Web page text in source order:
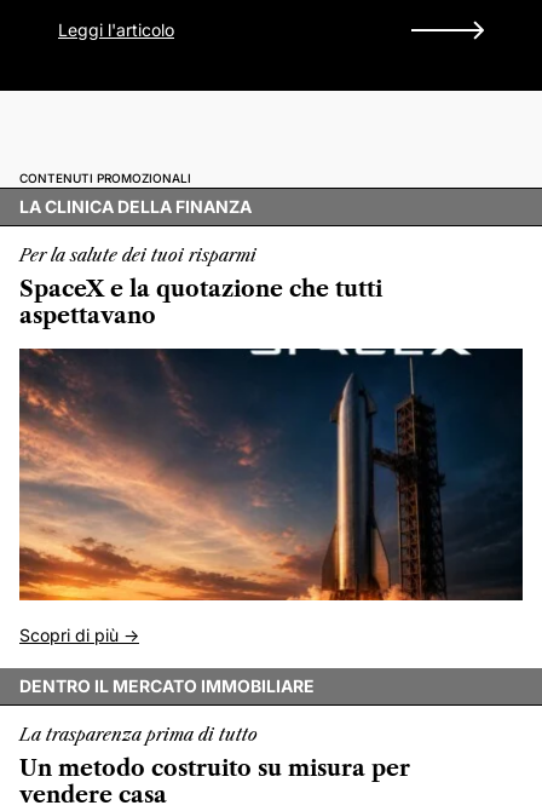
Leggi l'articolo
CONTENUTI PROMOZIONALI
LA CLINICA DELLA FINANZA
Per la salute dei tuoi risparmi
SpaceX e la quotazione che tutti
aspettavano
Scopri di più ->
DENTRO IL MERCATO IMMOBILIARE
La trasparenza prima di tutto
Un metodo costruito su misura per
vendere casa